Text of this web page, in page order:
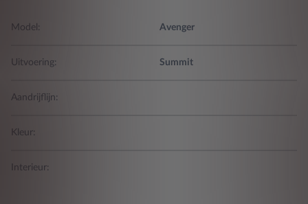
Model: Avenger
Uitvoering: Summit
Aandrijflijn:
Kleur:
Interieur: